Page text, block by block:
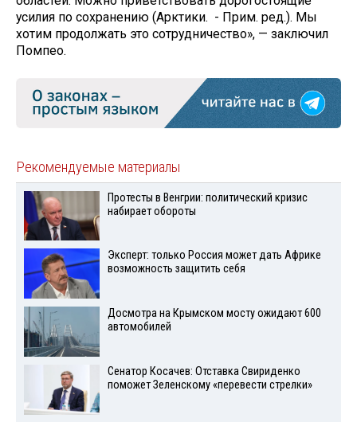
усилия по сохранению (Арктики. - Прим. ред.). Мы
хотим продолжать это сотрудничество», — заключил
Помпео.
Рекомендуемые материалы
Протесты в Венгрии: политический кризис
набирает обороты
Эксперт: только Россия может дать Африке
возможность защитить себя
Досмотра на Крымском мосту ожидают 600
автомобилей
Сенатор Косачев: Отставка Свириденко
поможет Зеленскому «перевести стрелки»